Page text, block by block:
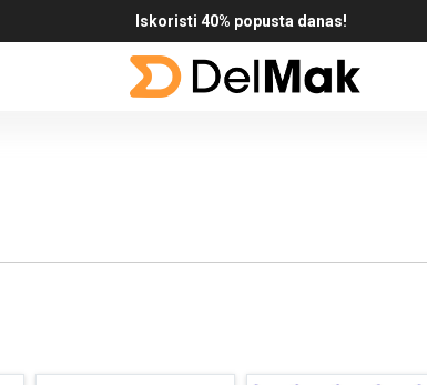
Iskoristi 40% popusta danas!